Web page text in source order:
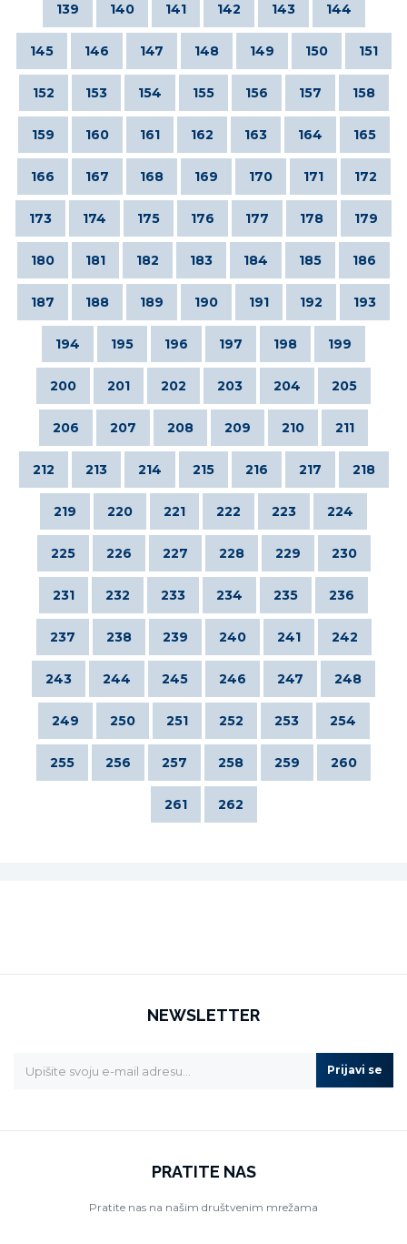
139 140 141 142 143 144
145 146 147 148 149 150 151
152 153 154 155 156 157 158
159 160 161 162 163 164 165
166 167 168 169 170 171 172
173 174 175 176 177 178 179
180 181 182 183 184 185 186
187 188 189 190 191 192 193
194 195 196 197 198 199
200 201 202 203 204 205
206 207 208 209 210 211
212 213 214 215 216 217 218
219 220 221 222 223 224
225 226 227 228 229 230
231 232 233 234 235 236
237 238 239 240 241 242
243 244 245 246 247 248
249 250 251 252 253 254
255 256 257 258 259 260
261 262
NEWSLETTER
Prijavi se
PRATITE NAS
Pratite nas na našim društvenim mrežama